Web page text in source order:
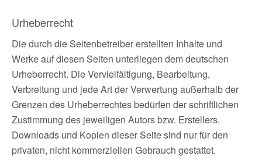
Urheberrecht
Die durch die Seitenbetreiber erstellten Inhalte und
Werke auf diesen Seiten unterliegen dem deutschen
Urheberrecht. Die Vervielfältigung, Bearbeitung,
Verbreitung und jede Art der Verwertung außerhalb der
Grenzen des Urheberrechtes bedürfen der schriftlichen
Zustimmung des jeweiligen Autors bzw. Erstellers.
Downloads und Kopien dieser Seite sind nur für den
privaten, nicht kommerziellen Gebrauch gestattet.